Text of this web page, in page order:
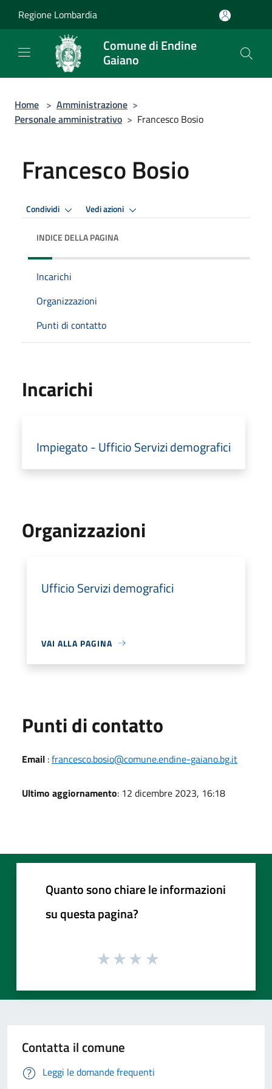
Regione Lombardia
Comune di Endine
Gaiano
Home > Amministrazione >
Personale amministrativo > Francesco Bosio
Francesco Bosio
Condividi Vedi azioni
INDICE DELLA PAGINA
Incarichi
Organizzazioni
Punti di contatto
Incarichi
Impiegato - Ufficio Servizi demografici
Organizzazioni
Ufficio Servizi demografici
VAI ALLA PAGINA
Punti di contatto
Email :francesco.bosio@comune.endine-gaiano.bg.it
Ultimo aggiornamento: 12 dicembre 2023, 16:18
Quanto sono chiare le informazioni
su questa pagina?
Contatta il comune
Leggi le domande frequenti